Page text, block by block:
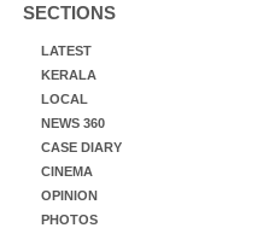
SECTIONS
LATEST
KERALA
LOCAL
NEWS 360
CASE DIARY
CINEMA
OPINION
PHOTOS